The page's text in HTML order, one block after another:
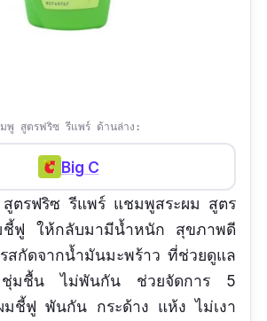
พู สูตรฟริซ รีแพร์ ด้านล่าง:
Big C
ตรฟริซ รีแพร์ แชมพูสระผม สูตร
ชี้ฟู ให้กลับมามีน้ำหนัก สุขภาพดี
สกัดจากน้ำมันมะพร้าว ที่ช่วยดูแล
ชุ่มชื้น ไม่พันกัน ช่วยจัดการ 5
มชี้ฟู พันกัน กระด้าง แห้ง ไม่เงา